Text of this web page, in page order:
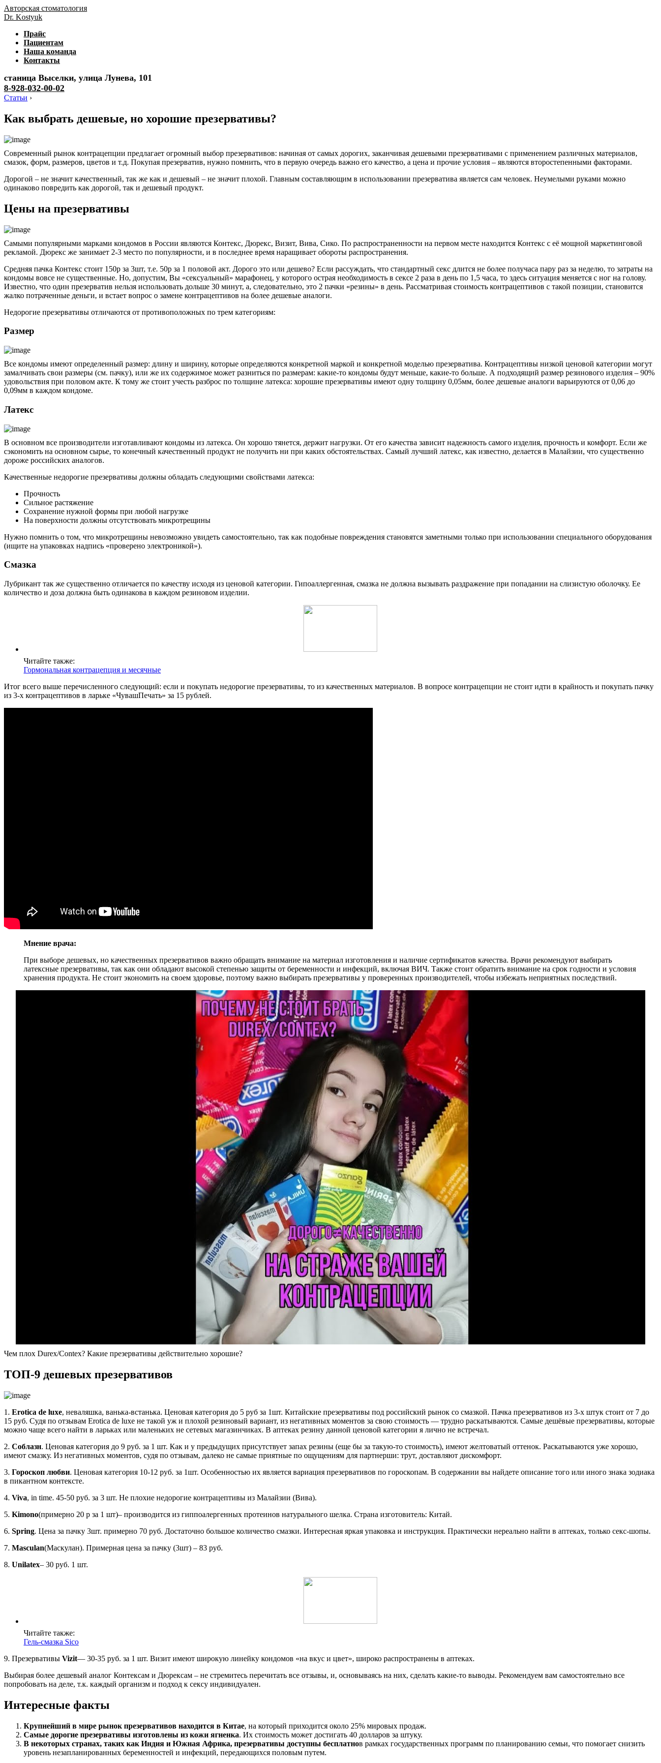
Авторская стоматология
Dr. Kostyuk
Прайс
Пациентам
Наша команда
Контакты
станица Выселки, улица Лунева, 101
8-928-032-00-02
Статьи ›
Как выбрать дешевые, но хорошие презервативы?
Современный рынок контрацепции предлагает огромный выбор презервативов: начиная от самых дорогих, заканчивая дешевыми презервативами с применением различных материалов,
смазок, форм, размеров, цветов и т.д. Покупая презерватив, нужно помнить, что в первую очередь важно его качество, а цена и прочие условия – являются второстепенными факторами.
Дорогой – не значит качественный, так же как и дешевый – не значит плохой. Главным составляющим в использовании презерватива является сам человек. Неумелыми руками можно
одинаково повредить как дорогой, так и дешевый продукт.
Цены на презервативы
Самыми популярными марками кондомов в России являются Контекс, Дюрекс, Визит, Вива, Сико. По распространенности на первом месте находится Контекс с её мощной маркетинговой
рекламой. Дюрекс же занимает 2-3 место по популярности, и в последнее время наращивает обороты распространения.
Средняя пачка Контекс стоит 150р за 3шт, т.е. 50р за 1 половой акт. Дорого это или дешево? Если рассуждать, что стандартный секс длится не более получаса пару раз за неделю, то затраты на
кондомы вовсе не существенные. Но, допустим, Вы «сексуальный» марафонец, у которого острая необходимость в сексе 2 раза в день по 1,5 часа, то здесь ситуация меняется с ног на голову.
Известно, что один презерватив нельзя использовать дольше 30 минут, а, следовательно, это 2 пачки «резины» в день. Рассматривая стоимость контрацептивов с такой позиции, становится
жалко потраченные деньги, и встает вопрос о замене контрацептивов на более дешевые аналоги.
Недорогие презервативы отличаются от противоположных по трем категориям:
Размер
Все кондомы имеют определенный размер: длину и ширину, которые определяются конкретной маркой и конкретной моделью презерватива. Контрацептивы низкой ценовой категории могут
замалчивать свои размеры (см. пачку), или же их содержимое может разниться по размерам: какие-то кондомы будут меньше, какие-то больше. А подходящий размер резинового изделия – 90%
удовольствия при половом акте. К тому же стоит учесть разброс по толщине латекса: хорошие презервативы имеют одну толщину 0,05мм, более дешевые аналоги варьируются от 0,06 до
0,09мм в каждом кондоме.
Латекс
В основном все производители изготавливают кондомы из латекса. Он хорошо тянется, держит нагрузки. От его качества зависит надежность самого изделия, прочность и комфорт. Если же
сэкономить на основном сырье, то конечный качественный продукт не получить ни при каких обстоятельствах. Самый лучший латекс, как известно, делается в Малайзии, что существенно
дороже российских аналогов.
Качественные недорогие презервативы должны обладать следующими свойствами латекса:
Прочность
Сильное растяжение
Сохранение нужной формы при любой нагрузке
На поверхности должны отсутствовать микротрещины
Нужно помнить о том, что микротрещины невозможно увидеть самостоятельно, так как подобные повреждения становятся заметными только при использовании специального оборудования
(ищите на упаковках надпись «проверено электроникой»).
Смазка
Лубрикант так же существенно отличается по качеству исходя из ценовой категории. Гипоаллергенная, смазка не должна вызывать раздражение при попадании на слизистую оболочку. Ее
количество и доза должна быть одинакова в каждом резиновом изделии.
Читайте также:
Гормональная контрацепция и месячные
Итог всего выше перечисленного следующий: если и покупать недорогие презервативы, то из качественных материалов. В вопросе контрацепции не стоит идти в крайность и покупать пачку
из 3-х контрацептивов в ларьке «ЧувашПечать» за 15 рублей.
Мнение врача:
При выборе дешевых, но качественных презервативов важно обращать внимание на материал изготовления и наличие сертификатов качества. Врачи рекомендуют выбирать
латексные презервативы, так как они обладают высокой степенью защиты от беременности и инфекций, включая ВИЧ. Также стоит обратить внимание на срок годности и условия
хранения продукта. Не стоит экономить на своем здоровье, поэтому важно выбирать презервативы у проверенных производителей, чтобы избежать неприятных последствий.
Чем плох Durex/Contex? Какие презервативы действительно хорошие?
ТОП-9 дешевых презервативов
1. Erotica de luxe, неваляшка, ванька-встанька. Ценовая категория до 5 руб за 1шт. Китайские презервативы под российский рынок со смазкой. Пачка презервативов из 3-х штук стоит от 7 до
15 руб. Судя по отзывам Erotica de luxe не такой уж и плохой резиновый вариант, из негативных моментов за свою стоимость — трудно раскатываются. Самые дешёвые презервативы, которые
можно чаще всего найти в ларьках или маленьких не сетевых магазинчиках. В аптеках резину данной ценовой категории я лично не встречал.
2. Соблазн. Ценовая категория до 9 руб. за 1 шт. Как и у предыдущих присутствует запах резины (еще бы за такую-то стоимость), имеют желтоватый оттенок. Раскатываются уже хорошо,
имеют смазку. Из негативных моментов, судя по отзывам, далеко не самые приятные по ощущениям для партнерши: трут, доставляют дискомфорт.
3. Гороскоп любви. Ценовая категория 10-12 руб. за 1шт. Особенностью их является вариация презервативов по гороскопам. В содержании вы найдете описание того или иного знака зодиака
в пикантном контексте.
4. Viva, in time. 45-50 руб. за 3 шт. Не плохие недорогие контрацептивы из Малайзии (Вива).
5. Kimono(примерно 20 р за 1 шт)– производится из гиппоалергенных протеинов натурального шелка. Страна изготовитель: Китай.
6. Spring. Цена за пачку 3шт. примерно 70 руб. Достаточно большое количество смазки. Интересная яркая упаковка и инструкция. Практически нереально найти в аптеках, только секс-шопы.
7. Masculan(Маскулан). Примерная цена за пачку (3шт) – 83 руб.
8. Unilatex– 30 руб. 1 шт.
Читайте также:
Гель-смазка Sico
9. Презервативы Vizit— 30-35 руб. за 1 шт. Визит имеют широкую линейку кондомов «на вкус и цвет», широко распространены в аптеках.
Выбирая более дешевый аналог Контексам и Дюрексам – не стремитесь перечитать все отзывы, и, основываясь на них, сделать какие-то выводы. Рекомендуем вам самостоятельно все
попробовать на деле, т.к. каждый организм и подход к сексу индивидуален.
Интересные факты
Крупнейший в мире рынок презервативов находится в Китае, на который приходится около 25% мировых продаж.
Самые дорогие презервативы изготовлены из кожи ягненка. Их стоимость может достигать 40 долларов за штуку.
В некоторых странах, таких как Индия и Южная Африка, презервативы доступны бесплатнов рамках государственных программ по планированию семьи, что помогает снизить
уровень незапланированных беременностей и инфекций, передающихся половым путем.